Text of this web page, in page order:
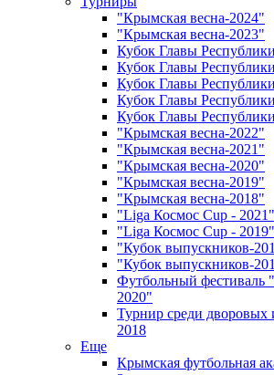
"Крымская весна-2024"
"Крымская весна-2023"
Кубок Главы
Кубок Главы
Кубок Главы
Кубок Главы
Кубок Главы
"Крымская весна-2022"
"Крымская весна-2021"
"Крымская весна-2020"
"Крымская весна-2019"
"Крымская весна-2018"
"Liga Космос Cup - 2021"
"Liga Космос Cup - 2019"
"Кубок выпускников-
"Кубок выпускников-
Футбольный фестиваль
2020"
Турнир среди дворовых
2018
Еще
Крымская футбольная